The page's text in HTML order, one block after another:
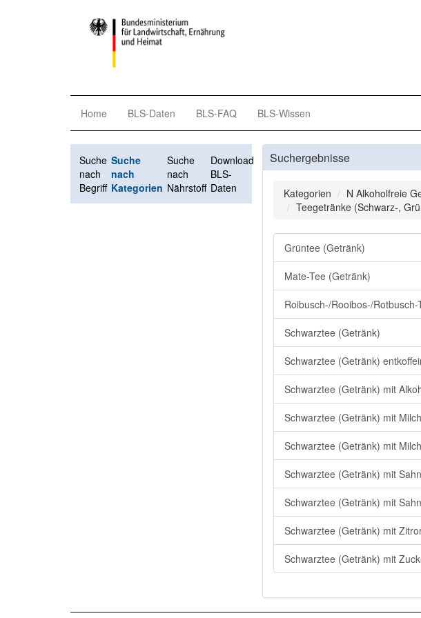
Home BLS-Daten BLS-FAQ BLS-Wissen
Suche
nach
Begriff
Suche
nach
Kategorien
Suche
nach
Nährstoff
Download
BLS-
Daten
Suchergebnisse
Kategorien
N Alkoholfreie
Teegetränke (Schwarz-,
Grüntee (Getränk)
Mate-Tee (Getränk)
Roibusch-/Rooibos-/
Schwarztee (Getränk)
Schwarztee (Getränk)
Schwarztee (Getränk) mit
Schwarztee (Getränk) mit
Schwarztee (Getränk) mit
Schwarztee (Getränk) mit
Schwarztee (Getränk) mit
Schwarztee (Getränk) mit
Schwarztee (Getränk) mit